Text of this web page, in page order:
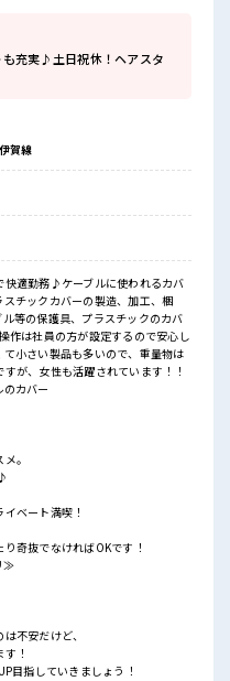
充実♪土日祝休！ヘアスタ
賀線
快適勤務♪ケーブルに使われるカバ
チックカバーの製造、加工、梱
等の保護具、プラスチックのカバ
作は社員の方が設定するので安心し
小さい製品も多いので、重量物は
が、女性も活躍されています！！
のカバー
。
ベート満喫！
奇抜でなければOKです！
≫
不安だけど、
！
目指していきましょう！